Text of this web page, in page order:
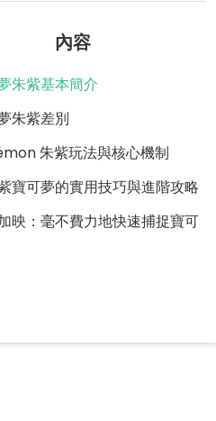
內容
朱紫基本簡介
朱紫差別
朱紫玩法與核心機制
寶可夢的實用技巧與進階攻略
映：毫不費力地快速捕捉寶可